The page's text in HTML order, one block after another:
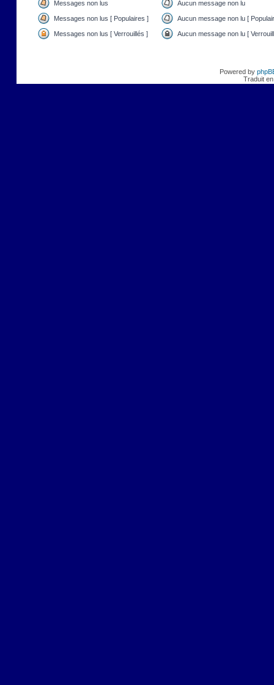
Messages non lus Aucun message non lu
Messages non lus [ Populaires ] Aucun message non lu [
Messages non lus [ Verrouillés ] Aucun message non lu [
Powered by
Traduit